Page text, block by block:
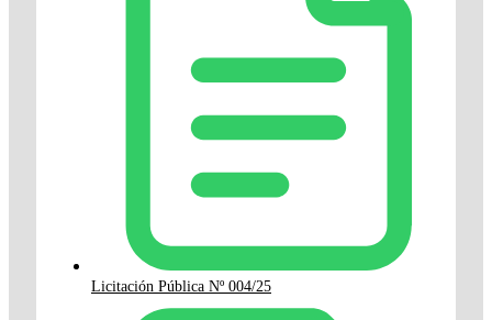
Licitación Pública Nº 004/25